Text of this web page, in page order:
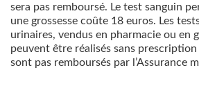
sera pas remboursé. Le test sanguin
une grossesse coûte 18 euros. Les
urinaires, vendus en pharmacie ou en
peuvent être réalisés sans
sont pas remboursés par l’Assurance